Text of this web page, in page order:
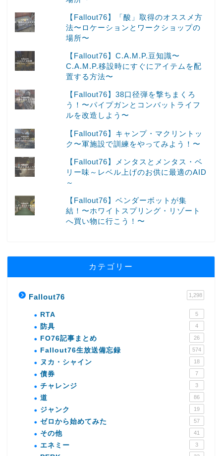
【Fallout76】「酸」取得のオススメ方
法〜ロケーションとワークショップの
場所〜
【Fallout76】C.A.M.P.豆知識〜
C.A.M.P.移設時にすぐにアイテムを配
置する方法〜
【Fallout76】38口径弾を撃ちまくろ
う！〜パイプガンとコンバットライフ
ルを改造しよう〜
【Fallout76】キャンプ・マクリントッ
ク〜軍施設で訓練をやってみよう！〜
【Fallout76】メンタスとメンタス・ベ
リー味～レベル上げのお供に最適のAID
～
【Fallout76】ベンダーボットが集
結！〜ホワイトスプリング・リゾート
へ買い物に行こう！〜
カテゴリー
Fallout76 1,298
RTA 5
防具 4
FO76記事まとめ 26
Fallout76生放送備忘録 574
ヌカ・シャイン 18
債券 7
チャレンジ 3
道 86
ジャンク 19
ゼロから始めてみた 57
その他 41
エネミー 3